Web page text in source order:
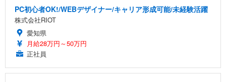
PC初心者OK!/WEBデザイナー/キャリア形成可能/未経験活躍
株式会社RIOT
愛知県
月給28万円～50万円
正社員